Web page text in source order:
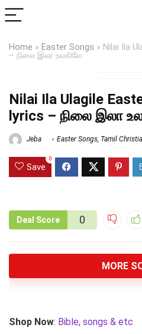
Home » Easter Songs » Nilai Ila
– நிலை இலா உலகிலே
Nilai Ila Ulagile
lyrics – நிலை இலா
Jeba Easter Songs, Tamil
Save
0
Deal Score 0
MORE
Shop Now: Bible, songs & etc